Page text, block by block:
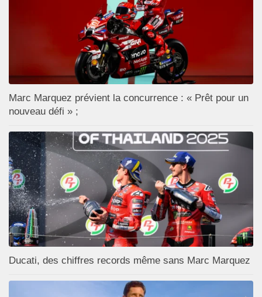
Marc Marquez prévient la concurrence : « Prêt pour un
nouveau défi » ;
Ducati, des chiffres records même sans Marc Marquez